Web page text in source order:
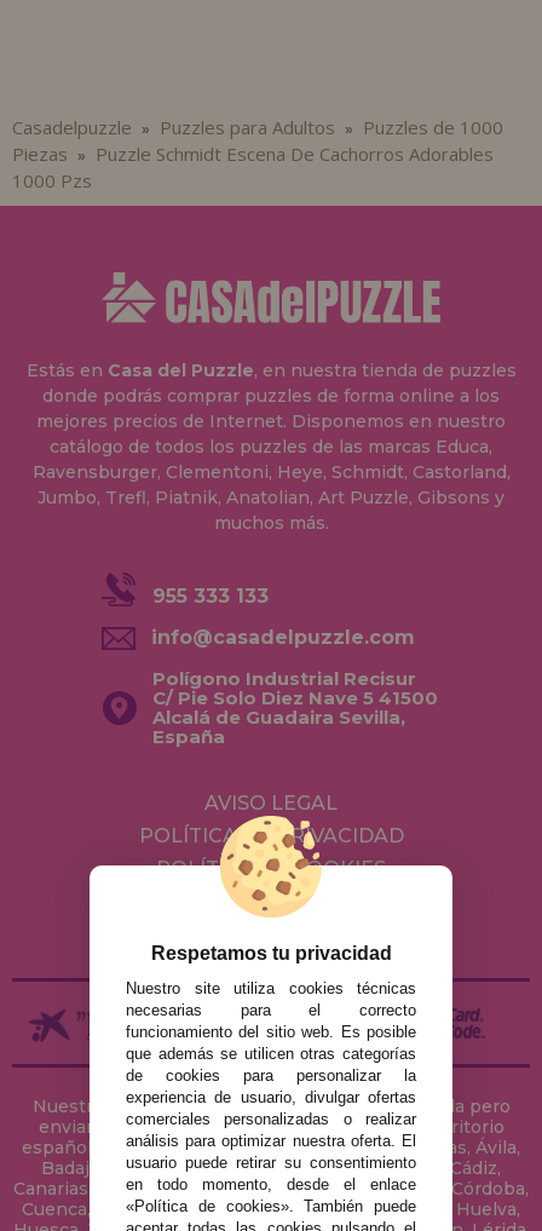
Casadelpuzzle » Puzzles para Adultos »
Puzzles de 1000
Piezas »
Puzzle Schmidt Escena De Cachorros Adorables
1000 Pzs
Estás en Casa del Puzzle, en nuestra tienda de puzzles
donde podrás comprar puzzles de forma online a los
mejores precios de Internet. Disponemos en nuestro
catálogo de todos los puzzles de las marcas Educa,
Ravensburger, Clementoni, Heye, Schmidt, Castorland,
Jumbo, Trefl, Piatnik, Anatolian, Art Puzzle, Gibsons y
muchos más.
955 333 133
info@casadelpuzzle.com
Polígono Industrial Recisur
C/ Pie Solo Diez Nave 5 41500
Alcalá de Guadaira Sevilla,
España
AVISO LEGAL
POLÍTICA DE PRIVACIDAD
POLÍTICA DE COOKIES
ENVÍOS Y DEVOLUCIONES
Nuestra tienda de puzzles está ubicada en Sevilla pero
enviamos tus puzzles a cualquier ciudad del territorio
español: Álava, Albacete, Alicante, Almería, Asturias, Ávila,
Badajoz, Baleares, Barcelona, Burgos, Cáceres, Cádiz,
Canarias, Cantabria, Castellón, Ceuta, Ciudad Real, Córdoba,
Cuenca, Gerona, Granada, Guadalajara, Guipúzcoa, Huelva,
Respetamos tu privacidad
Nuestro site utiliza cookies técnicas
necesarias para el correcto
funcionamiento del sitio web. Es posible
que además se utilicen otras categorías
de cookies para personalizar la
experiencia de usuario, divulgar ofertas
comerciales personalizadas o realizar
análisis para optimizar nuestra oferta. El
usuario puede retirar su consentimiento
en todo momento, desde el enlace
«Política de cookies». También puede